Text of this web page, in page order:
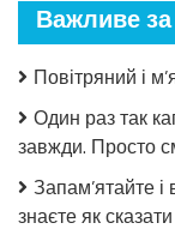
Важливе за
Повітряний і
Один раз так
завжди. Просто
Запам’ятайте і
знаєте як